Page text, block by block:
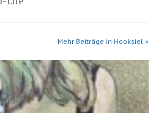
Mehr Beiträge in Hooksiel »